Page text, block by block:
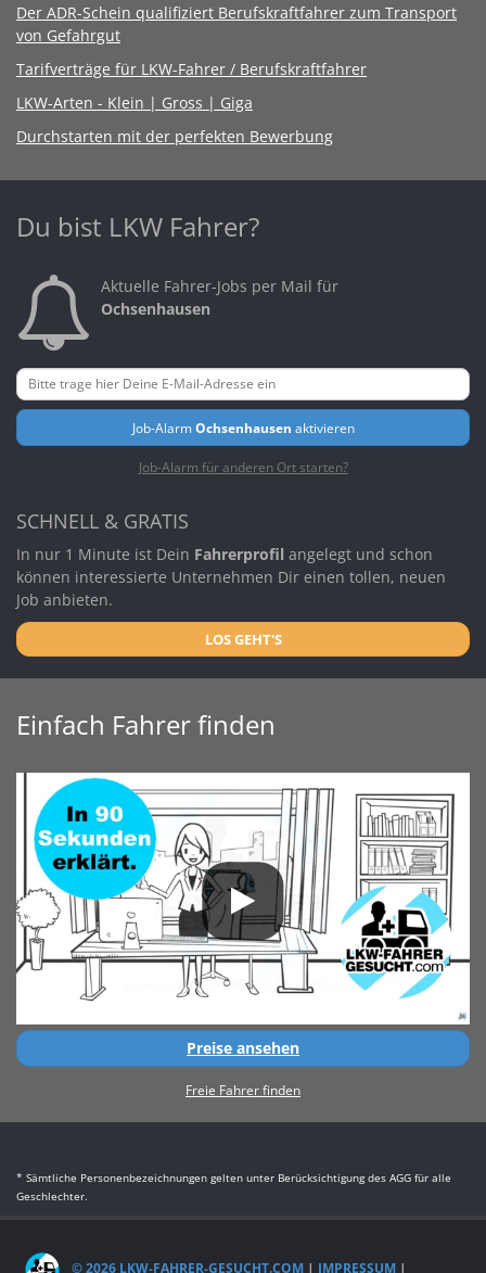
Der ADR-Schein qualifiziert Berufskraftfahrer zum Transport
von Gefahrgut
Tarifverträge für LKW-Fahrer / Berufskraftfahrer
LKW-Arten - Klein | Gross | Giga
Durchstarten mit der perfekten Bewerbung
Du bist LKW Fahrer?
Aktuelle Fahrer-Jobs per Mail für
Ochsenhausen
Job-AlarmOchsenhausen aktivieren
Job-Alarm für anderen Ort starten?
SCHNELL & GRATIS
In nur 1 Minute ist Dein Fahrerprofil angelegt und schon
können interessierte Unternehmen Dir einen tollen, neuen
Job anbieten.
LOS GEHT'S
Einfach Fahrer finden
Preise ansehen
Freie Fahrer finden
* Sämtliche Personenbezeichnungen gelten unter Berücksichtigung des AGG für alle
Geschlechter.
© 2026 LKW-FAHRER-GESUCHT.COM | IMPRESSUM |